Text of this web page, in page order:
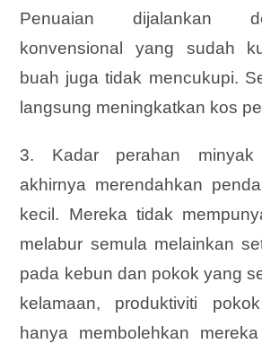
Penuaian dijalankan
konvensional yang sudah
buah juga tidak mencukupi.
langsung meningkatkan kos
3. Kadar perahan
akhirnya merendahkan
kecil. Mereka tidak
melabur semula melainkan
pada kebun dan pokok yang
kelamaan, produktiviti
hanya membolehkan